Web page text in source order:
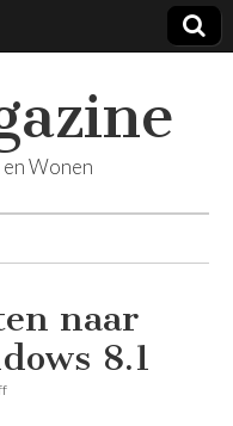
Wonen
naar
8.1
on